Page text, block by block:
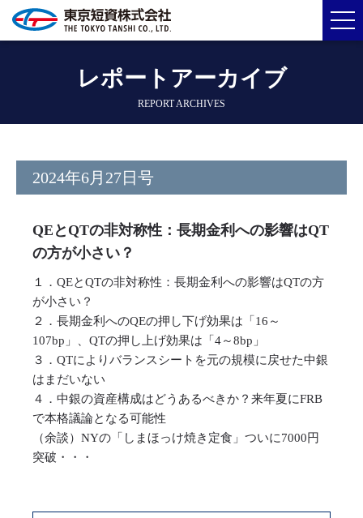
レポートアーカイブ
REPORT ARCHIVES
2024年6月27日号
QEとQTの非対称性：長期金利への影響はQT
の方が小さい？
１．QEとQTの非対称性：長期金利への影響はQTの方
が小さい？
２．長期金利へのQEの押し下げ効果は「16～
107bp」、QTの押し上げ効果は「4～8bp」
３．QTによりバランスシートを元の規模に戻せた中銀
はまだいない
４．中銀の資産構成はどうあるべきか？来年夏にFRB
で本格議論となる可能性
（余談）NYの「しまほっけ焼き定食」ついに7000円
突破・・・